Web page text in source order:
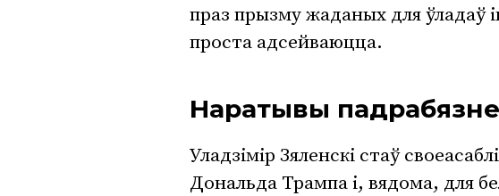
праз прызму жаданых для ўладаў
проста адсейваюцца.
Наратывы
Уладзімір Зяленскі стаў
Дональда Трампа і, вядома, для